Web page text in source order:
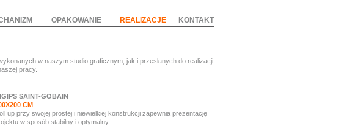
OPAKOWANIE REALIZACJE KONTAKT
w naszym studio graficznym, jak i przesłanych do realizacji
pracy.
SAINT-GOBAIN
CM
up przy swojej prostej i niewielkiej konstrukcji zapewnia prezentację
w sposób stabilny i optymalny.